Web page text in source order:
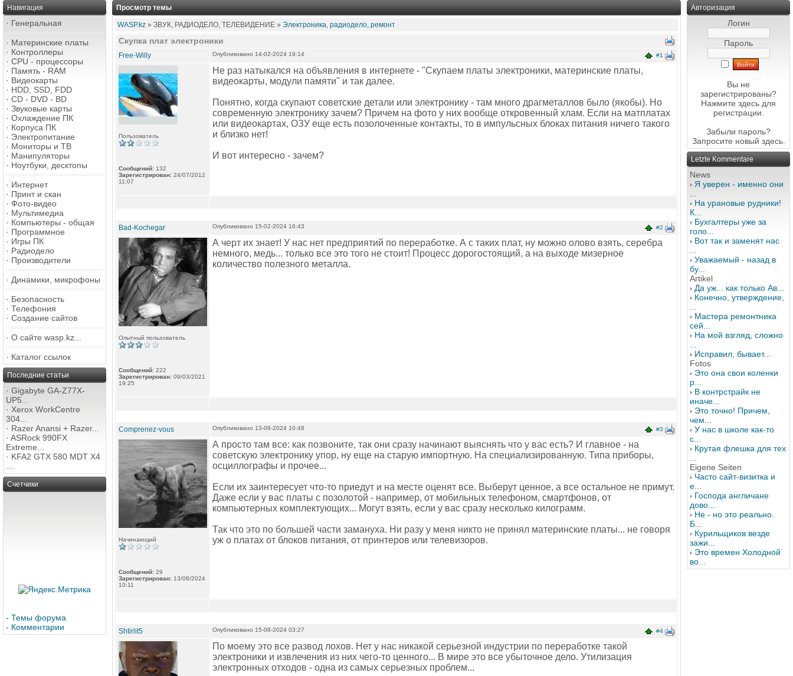
Навигация
· Генеральная
· Материнские платы
· Контроллеры
· CPU - процессоры
· Память - RAM
· Видеокарты
· HDD, SSD, FDD
· CD - DVD - BD
· Звуковые карты
· Охлаждение ПК
· Корпуса ПК
· Электропитание
· Мониторы и ТВ
· Манипуляторы
· Ноутбуки, десктопы
· Интернет
· Принт и скан
· Фото-видео
· Мультимедиа
· Компьютеры - общая
· Программное
· Игры ПК
· Радиодело
· Производители
· Динамики, микрофоны
· Безопасность
· Телефония
· Создание сайтов
· О сайте wasp.kz...
· Каталог ссылок
Последние статьи
· Gigabyte GA-Z77X-
UP5...
· Xerox WorkCentre
304...
· Razer Anansi + Razer...
· ASRock 990FX
Extreme...
· KFA2 GTX 580 MDT X4
Счетчики
- Темы форума
- Комментарии
Просмотр темы
WASP.kz » ЗВУК, РАДИОДЕЛО, ТЕЛЕВИДЕНИЕ » Электроника, радиодело, ремонт
Скупка плат электроники
Free-Willy #1
Опубликовано 14-02-2024 19:14
Пользователь
Сообщений: 132
Зарегистрирован: 24/07/2012
11:07
Не раз натыкался на объявления в интернете - "Скупаем платы электроники, материнские платы,
видеокарты, модули памяти" и так далее.
Понятно, когда скупают советские детали или электронику - там много драгметаллов было (якобы). Но
современную электронику зачем? Причем на фото у них вообще откровенный хлам. Если на матплатах
или видеокартах, ОЗУ еще есть позолоченные контакты, то в импульсных блоках питания ничего такого
и близко нет!
И вот интересно - зачем?
Bad-Kochegar #2
Опубликовано 15-02-2024 16:43
Опытный пользователь
Сообщений: 222
Зарегистрирован: 09/03/2021
19:25
А черт их знает! У нас нет предприятий по переработке. А с таких плат, ну можно олово взять, серебра
немного, медь... только все это того не стоит! Процесс дорогостоящий, а на выходе мизерное
количество полезного металла.
Comprenez-vous #3
Опубликовано 13-08-2024 10:48
Начинающий
Сообщений: 29
Зарегистрирован: 13/08/2024
10:11
А просто там все: как позвоните, так они сразу начинают выяснять что у вас есть? И главное - на
советскую электронику упор, ну еще на старую импортную. На специализированную. Типа приборы,
осциллографы и прочее...
Если их заинтересует что-то приедут и на месте оценят все. Выберут ценное, а все остальное не примут.
Даже если у вас платы с позолотой - например, от мобильных телефоном, смартфонов, от
компьютерных комплектующих... Могут взять, если у вас сразу несколько килограмм.
Так что это по большей части замануха. Ни разу у меня никто не принял материнские платы... не говоря
уж о платах от блоков питания, от принтеров или телевизоров.
Shtirlit5 #4
Опубликовано 15-08-2024 03:27
По моему это все развод лохов. Нет у нас никакой серьезной индустрии по переработке такой
электроники и извлечения из них чего-то ценного... В мире это все убыточное дело. Утилизация
электронных отходов - одна из самых серьезных проблем...
Авторизация
Логин
Пароль
Вы не
зарегистрированы?
Нажмите здесь для
регистрации.
Забыли пароль?
Запросите новый здесь.
Letzte Kommentare
News
Я уверен - именно они
На урановые рудники!
К...
Бухгалтеры уже за
голо...
Вот так и заменят нас
Уважаемый - назад в
бу...
Artikel
Да уж... как только Ав...
Конечно, утверждение,
Мастера ремонтника
сей...
На мой взгляд, сложно
Исправил, бывает...
Fotos
Это она свои коленки
р...
В контрстрайк не
иначе...
Это точно! Причем,
чем...
У нас в школе как-то
с...
Крутая флешка для тех
Eigene Seiten
Часто сайт-визитка и
е...
Господа англичане
дово...
Не - но это реально.
Б...
Курильщиков везде
зажи...
Это времен Холодной
во...